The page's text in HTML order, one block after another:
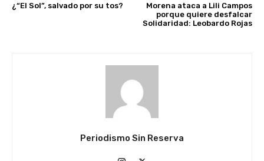
¿“El Sol”, salvado por su tos?
Morena ataca a Lili Campos
porque quiere desfalcar
Solidaridad: Leobardo Rojas
Periodismo Sin Reserva